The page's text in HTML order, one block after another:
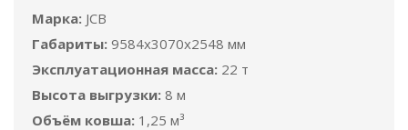
Марка: JCB
Габариты: 9584x3070x2548 мм
Эксплуатационная масса: 22 т
Высота выгрузки: 8 м
Объём ковша: 1,25 м³